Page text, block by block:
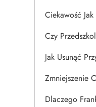
Ciekawość
Czy
Jak Usunąć
Zmniejszenie
Dlaczego